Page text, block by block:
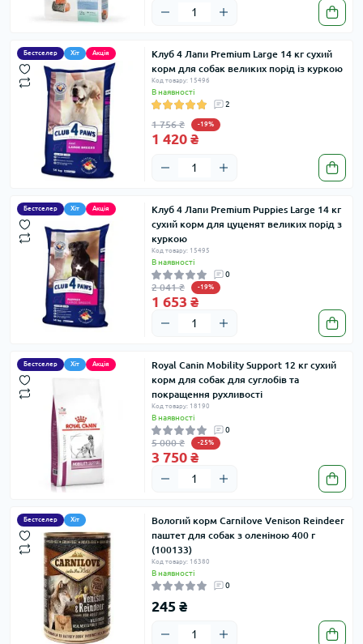
Бестселер Хіт Акція
Клуб 4 Лапи Premium Large 14 кг сухий
корм для собак великих порід із куркою
Код товару: 15496
В наявності
2
1 756 ₴ -19%
1 420 ₴
Бестселер Хіт Акція
Клуб 4 Лапи Premium Puppies Large 14 кг
сухий корм для цуценят великих порід з
куркою
Код товару: 15495
В наявності
0
2 041 ₴ -19%
1 653 ₴
Бестселер Хіт Акція
Royal Canin Mobility Support 12 кг сухий
корм для собак для суглобів та
покращення рухливості
Код товару: 18190
В наявності
0
5 000 ₴ -25%
3 750 ₴
Бестселер Хіт
Вологий корм Carnilove Venison Reindeer
паштет для собак з оленіною 400 г
(100133)
Код товару: 16380
В наявності
0
245 ₴